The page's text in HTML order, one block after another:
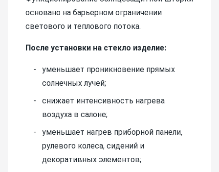
основано на барьерном ограничении
светового и теплового потока.
После установки на стекло изделие:
уменьшает проникновение прямых
солнечных лучей;
снижает интенсивность нагрева
воздуха в салоне;
уменьшает нагрев приборной панели,
рулевого колеса, сидений и
декоративных элементов;